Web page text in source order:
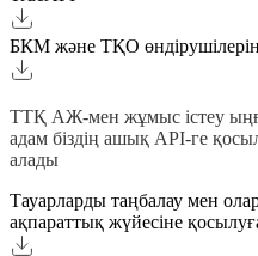
БКМ және ТҚО
ТТҚ АЖ-мен жұмыс істеу
адам біздің ашық API-ге
алады
Тауарларды таңбалау мен
ақпараттық жүйесіне